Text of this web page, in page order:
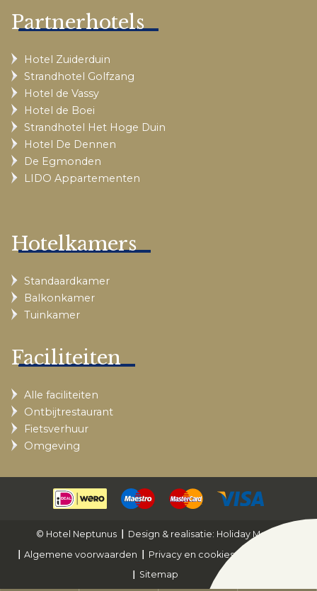
Partnerhotels
Hotel Zuiderduin
Strandhotel Golfzang
Hotel de Vassy
Hotel de Boei
Strandhotel Het Hoge Duin
Hotel De Dennen
De Egmonden
LIDO Appartementen
Hotelkamers
Standaardkamer
Balkonkamer
Tuinkamer
Faciliteiten
Alle faciliteiten
Ontbijtrestaurant
Fietsverhuur
Omgeving
© Hotel Neptunus
Design & realisatie: Holiday Media
Algemene voorwaarden
Privacy en cookies
Sitemap